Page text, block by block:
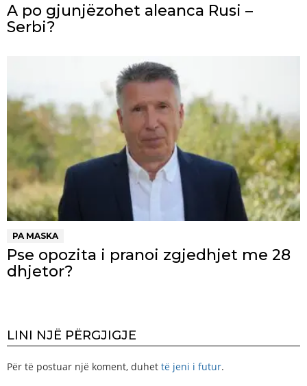
A po gjunjëzohet aleanca Rusi –
Serbi?
PA MASKA
Pse opozita i pranoi zgjedhjet me 28
dhjetor?
LINI NJË PËRGJIGJE
Për të postuar një koment, duhet të jeni i futur.